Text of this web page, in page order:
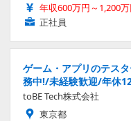
年収600万円～1,200
正社員
ゲーム・アプリのテス
務中!/未経験歓迎/年休
toBE Tech株式会社
東京都